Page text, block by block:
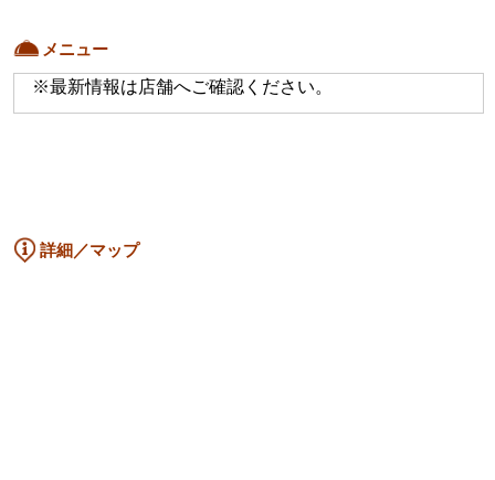
メニュー
※最新情報は店舗へご確認ください。
詳細／マップ